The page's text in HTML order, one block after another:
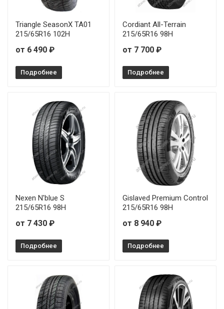
Triangle SeasonX TA01
215/65R16 102H
от 6 490 ₽
Подробнее
Cordiant All-Terrain
215/65R16 98H
от 7 700 ₽
Подробнее
Nexen N'blue S
215/65R16 98H
от 7 430 ₽
Подробнее
Gislaved Premium Control
215/65R16 98H
от 8 940 ₽
Подробнее